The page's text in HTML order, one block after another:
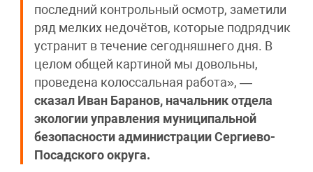
последний контрольный осмотр, заметили
ряд мелких недочётов, которые подрядчик
устранит в течение сегодняшнего дня. В
целом общей картиной мы довольны,
проведена колоссальная работа», —
сказал Иван Баранов, начальник отдела
экологии управления муниципальной
безопасности администрации Сергиево-
Посадского округа.